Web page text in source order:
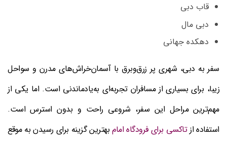
قاب دبی
دبی مال
دهکده جهانی
سفر به دبی، شهری پر زرق‌وبرق با آسمان‌خراش‌های مدرن و سواحل
زیبا، برای بسیاری از مسافران تجربه‌ای به‌یادماندنی است. اما یکی از
مهم‌ترین مراحل این سفر، شروعی راحت و بدون استرس است.
استفاده ازتاکسی برای فرودگاه امامبهترین گزینه برای رسیدن به موقع